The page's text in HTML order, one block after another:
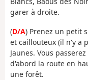
garer à droite.
(D/A) Prenez un petit
et caillouteux (il n'y a
Jaunes. Vous
d'abord la route en
une forêt.